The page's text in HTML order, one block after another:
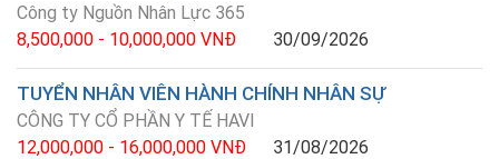
Công ty Nguồn Nhân Lực 365
8,500,000 - 10,000,000 VNĐ
30/09/2026
TUYỂN NHÂN VIÊN HÀNH CHÍNH NHÂN SỰ
CÔNG TY CỔ PHẦN Y TẾ HAVI
12,000,000 - 16,000,000 VNĐ
31/08/2026